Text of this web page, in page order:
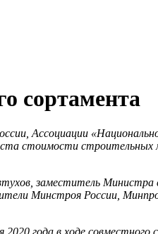
сортамента
Ассоциации
стоимости строительных
заместитель Министра
Минстроя России,
года в ходе